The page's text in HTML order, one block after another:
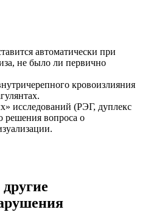
автоматически при
не было ли первично
кровоизлияния
исследований (РЭГ, дуплекс
решения вопроса о